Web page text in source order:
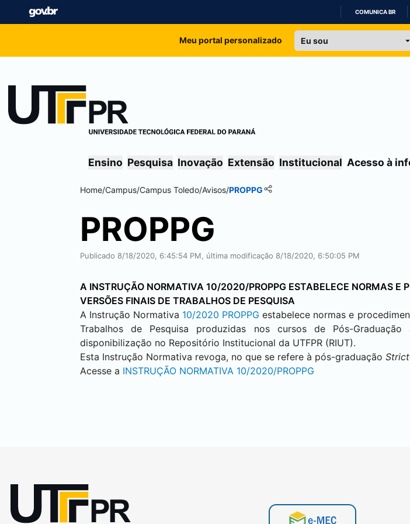
IR
COMUNICA BR
Meu portal personalizado
Ensino Pesquisa Inovação Extensão Institucional Acesso à
Home/Campus/Campus Toledo/Avisos/PROPPG
PROPPG
Publicado 8/18/2020, 6:45:54 PM, última modificação 8/18/2020, 6:50:05 PM
A INSTRUÇÃO NORMATIVA 10/2020/PROPPG ESTABELECE NORMAS E
VERSÕES FINAIS DE TRABALHOS DE PESQUISA
A Instrução Normativa 10/2020 PROPPG estabelece normas e
Trabalhos de Pesquisa produzidas nos cursos de Pós-Graduação
disponibilização no Repositório Institucional da UTFPR (RIUT).
Esta Instrução Normativa revoga, no que se refere à pós-graduação
Acesse a INSTRUÇÃO NORMATIVA 10/2020/PROPPG